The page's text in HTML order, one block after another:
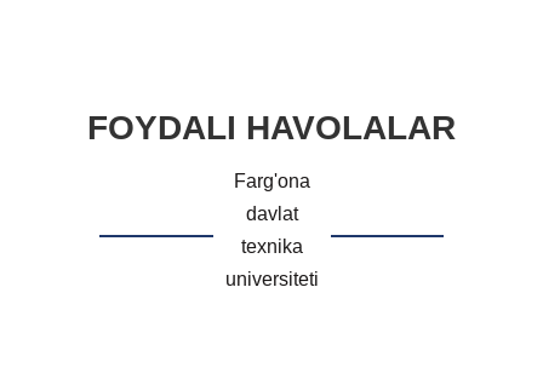
FOYDALI HAVOLALAR
Farg'ona
davlat
texnika
universiteti